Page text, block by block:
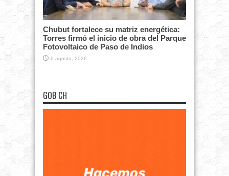
Chubut fortalece su matriz energética:
Torres firmó el inicio de obra del Parque
Fotovoltaico de Paso de Indios
6 agosto, 2026
GOB CH